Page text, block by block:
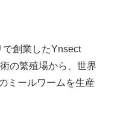
創業したYnsect
の繁殖場から、世界
ミールワームを生産